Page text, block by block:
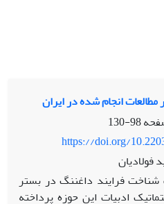
انجام شده در ایران
98-130
https://doi.org/
فولادیان
فرایند داغ­ننگ در بستر
ادبیات این حوزه پرداخته